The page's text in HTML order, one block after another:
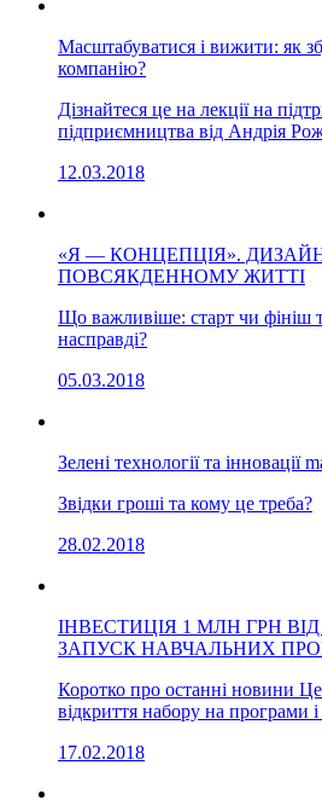
Масштабуватися і вижити: як
компанію?
Дізнайтеся це на лекції на
підприємництва від Андрія
12.03.2018
«Я — КОНЦЕПЦІЯ». ДИЗАЙН
ПОВСЯКДЕННОМУ ЖИТТІ
Що важливіше: старт чи фініш
насправді?
05.03.2018
Зелені технології та інновації
Звідки гроші та кому це треба?
28.02.2018
ІНВЕСТИЦІЯ 1 МЛН ГРН ВІД
ЗАПУСК НАВЧАЛЬНИХ
Коротко про останні новини
відкриття набору на програми
17.02.2018